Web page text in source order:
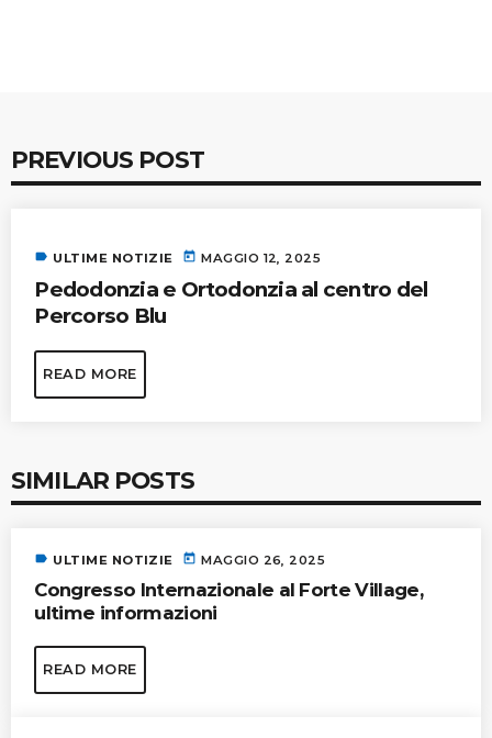
PREVIOUS POST
label ULTIME NOTIZIE today MAGGIO 12, 2025
Pedodonzia e Ortodonzia al centro del
Percorso Blu
READ MORE
SIMILAR POSTS
label ULTIME NOTIZIE today MAGGIO 26, 2025
Congresso Internazionale al Forte Village,
ultime informazioni
READ MORE